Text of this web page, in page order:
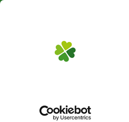
Pflanzen Anzucht